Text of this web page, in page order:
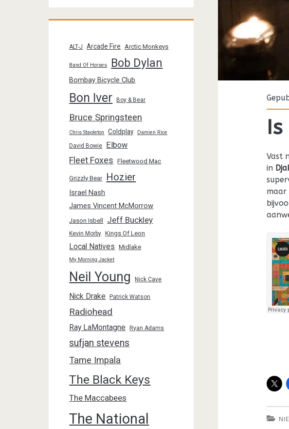
Vast
in
maar
ALT-J Arcade Fire Arctic Monkeys
Band Of Horses Bob Dylan
Bombay Bicycle Club
Bon Iver Boy & Bear
Bruce Springsteen
Chris Stapleton Coldplay Damien Rice
David Bowie Elbow
Fleet Foxes Fleetwood Mac
Grizzly Bear Hozier
Israel Nash
James Vincent McMorrow
Jason Isbell Jeff Buckley
Kevin Morby Kings Of Leon
Local Natives Midlake
My Morning Jacket
Neil Young Nick Cave
Nick Drake Patrick Watson
Radiohead
Ray LaMontagne Ryan Adams
sufjan stevens
Tame Impala
The Black Keys
The Maccabees
The National